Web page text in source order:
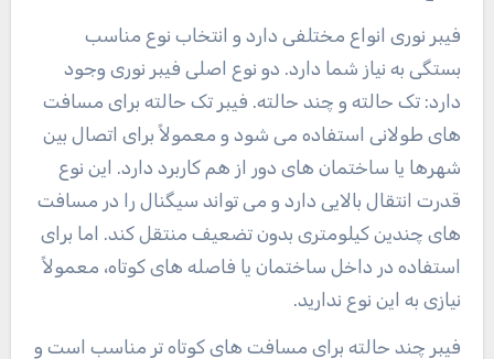
فیبر نوری انواع مختلفی دارد و انتخاب نوع مناسب
بستگی به نیاز شما دارد. دو نوع اصلی فیبر نوری وجود
دارد: تک حالته و چند حالته. فیبر تک حالته برای مسافت
های طولانی استفاده می شود و معمولاً برای اتصال بین
شهرها یا ساختمان های دور از هم کاربرد دارد. این نوع
قدرت انتقال بالایی دارد و می تواند سیگنال را در مسافت
های چندین کیلومتری بدون تضعیف منتقل کند. اما برای
استفاده در داخل ساختمان یا فاصله های کوتاه، معمولاً
نیازی به این نوع ندارید.
فیبر چند حالته برای مسافت های کوتاه تر مناسب است و